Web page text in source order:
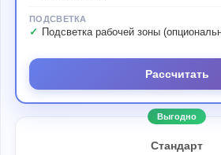
Выгодно
Стандарт
ПОДСВЕТКА
Подсветка рабочей зоны
Рассчитать